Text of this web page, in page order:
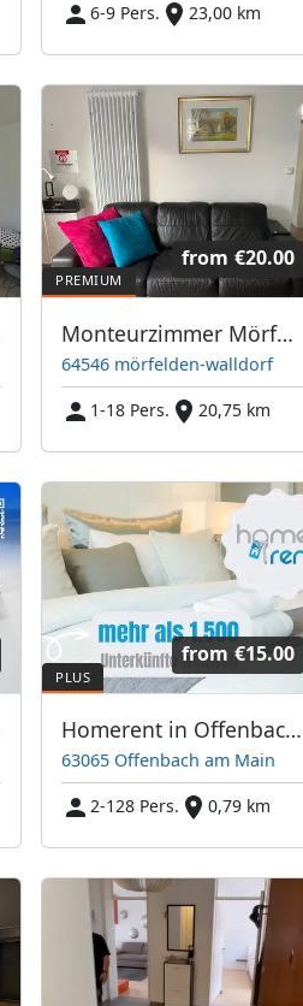
6-9 Pers.
23,00 km
from €20.00
Monteurzimmer Mörfelden
64546 mörfelden-walldorf
1-18 Pers.
20,75 km
from €15.00
Homerent in Offenbach am Main und Umgebung
63065 Offenbach am Main
2-128 Pers.
0,79 km